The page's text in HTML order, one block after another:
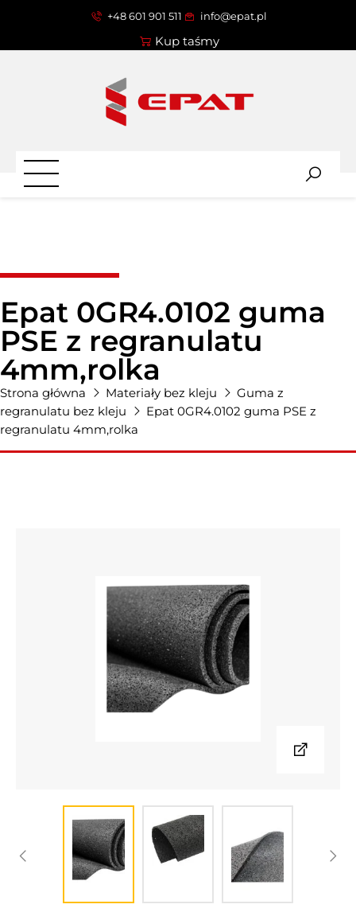
+48 601 901 511 info@epat.pl
Kup taśmy
Epat 0GR4.0102 guma
PSE z regranulatu
4mm,rolka
Strona główna Materiały bez kleju
Guma z
regranulatu bez kleju
Epat 0GR4.0102 guma PSE z
regranulatu 4mm,rolka